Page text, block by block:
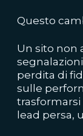
Questo
Un sito non
perdita di
sulle
lead persa,